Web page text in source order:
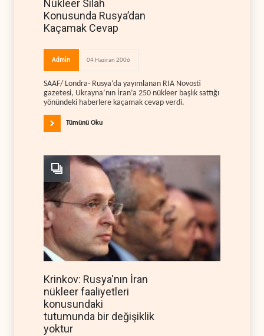
Nükleer Silah
Konusunda Rusya’dan
Kaçamak Cevap
Admin 04 Haziran 2006
SAAF/ Londra- Rusya’da yayımlanan RIA Novosti
gazetesi, Ukrayna’nın İran’a 250 nükleer başlık sattığı
yönündeki haberlere kaçamak cevap verdi.
Tümünü Oku
Krinkov: Rusya'nın İran
nükleer faaliyetleri
konusundaki
tutumunda bir değişiklik
yoktur